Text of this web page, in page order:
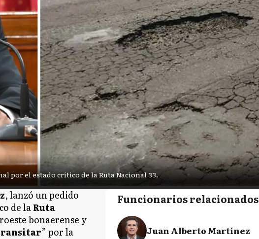
por el estado crítico de la Ruta Nacional 33.
, lanzó un pedido
de laRuta
bonaerense y
” por la
Funcionarios relacionados
Juan Alberto Martínez